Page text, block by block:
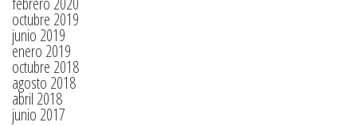
octubre 2019
junio 2019
enero 2019
octubre 2018
agosto 2018
abril 2018
junio 2017